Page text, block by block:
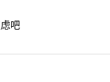
吧